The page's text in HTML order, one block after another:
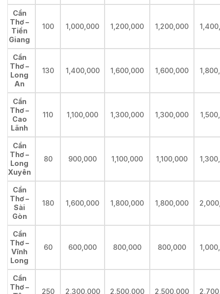
Cần
Thơ –
Tiền
Giang
100 1,000,000 1,200,000 1,200,000
Cần
Thơ –
Long
An
130 1,400,000 1,600,000 1,600,000
Cần
Thơ –
Cao
Lãnh
110 1,100,000 1,300,000 1,300,000
Cần
Thơ –
Long
Xuyên
80 900,000 1,100,000 1,100,000
Cần
Thơ –
Sài
Gòn
180 1,600,000 1,800,000 1,800,000
Cần
Thơ –
Vĩnh
Long
60 600,000 800,000 800,000
Cần
Thơ –
250 2,300,000 2,500,000 2,500,000